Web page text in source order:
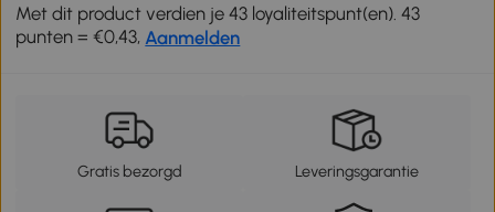
Met dit product verdien je 43 loyaliteitspunt(en). 43
punten = €0,43, Aanmelden
Gratis bezorgd Leveringsgarantie